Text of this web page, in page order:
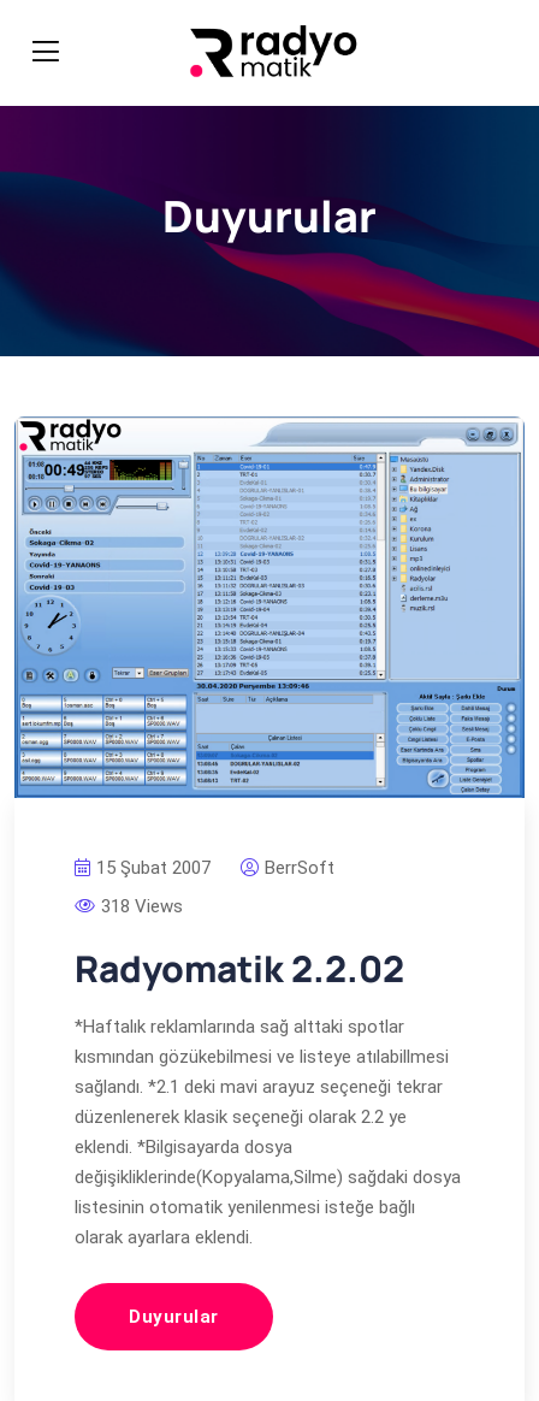
Duyurular
15 Şubat 2007
BerrSoft
318 Views
Radyomatik 2.2.02
*Haftalık reklamlarında sağ alttaki spotlar
kısmından gözükebilmesi ve listeye atılabillmesi
sağlandı. *2.1 deki mavi arayuz seçeneği tekrar
düzenlenerek klasik seçeneği olarak 2.2 ye
eklendi. *Bilgisayarda dosya
değişikliklerinde(Kopyalama,Silme) sağdaki dosya
listesinin otomatik yenilenmesi isteğe bağlı
olarak ayarlara eklendi.
Duyurular